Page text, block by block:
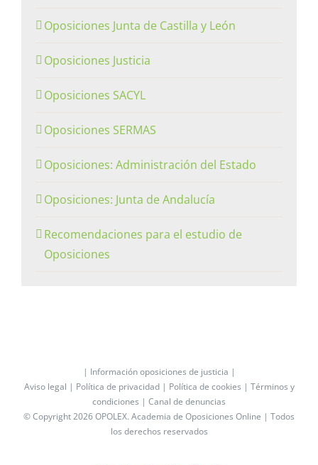
Oposiciones Junta de Castilla y León
Oposiciones Justicia
Oposiciones SACYL
Oposiciones SERMAS
Oposiciones: Administración del Estado
Oposiciones: Junta de Andalucía
Recomendaciones para el estudio de
Oposiciones
| Información oposiciones de justicia |
Aviso legal | Política de privacidad | Política de cookies | Términos y
condiciones | Canal de denuncias
© Copyright 2026 OPOLEX. Academia de Oposiciones Online | Todos
los derechos reservados